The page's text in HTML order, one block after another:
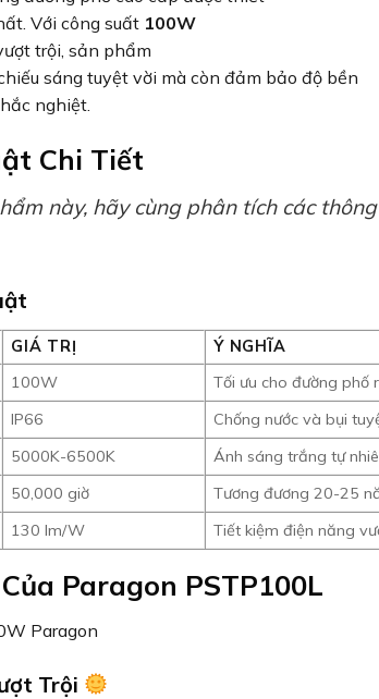
Với công suất 100W
trội, sản phẩm
sáng tuyệt vời mà còn đảm bảo độ bền
nghiệt.
Chi Tiết
này, hãy cùng phân tích các
GIÁ TRỊ
Ý NGHĨA
100W
Tối ưu cho đường phố
IP66
Chống nước và bụi
5000K-6500K
Ánh sáng trắng tự
50,000 giờ
Tương đương 20-25
130 lm/W Tiết kiệm điện năng
Paragon PSTP100L
Trội